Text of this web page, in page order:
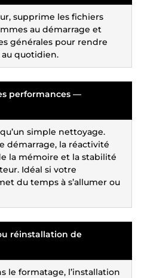
supprime les fichiers
au démarrage et
générales pour rendre
quotidien.
performances —
simple nettoyage.
démarrage, la réactivité
la mémoire et la stabilité
Idéal si votre
du temps à s’allumer ou
réinstallation de
le formatage, l’installation